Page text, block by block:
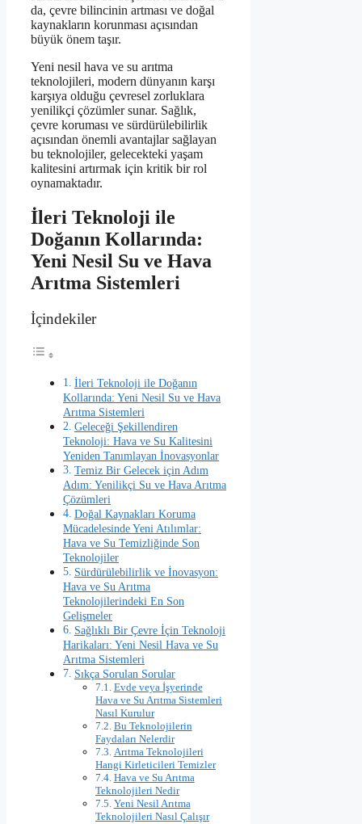
da, çevre bilincinin artması ve doğal
kaynakların korunması açısından
büyük önem taşır.
Yeni nesil hava ve su arıtma
teknolojileri, modern dünyanın karşı
karşıya olduğu çevresel zorluklara
yenilikçi çözümler sunar. Sağlık,
çevre koruması ve sürdürülebilirlik
açısından önemli avantajlar sağlayan
bu teknolojiler, gelecekteki yaşam
kalitesini artırmak için kritik bir rol
oynamaktadır.
İleri Teknoloji ile
Doğanın Kollarında:
Yeni Nesil Su ve Hava
Arıtma Sistemleri
İçindekiler
İleri Teknoloji ile Doğanın
Kollarında: Yeni Nesil Su ve Hava
Arıtma Sistemleri
Geleceği Şekillendiren
Teknoloji: Hava ve Su Kalitesini
Yeniden Tanımlayan İnovasyonlar
Temiz Bir Gelecek için Adım
Adım: Yenilikçi Su ve Hava Arıtma
Çözümleri
Doğal Kaynakları Koruma
Mücadelesinde Yeni Atılımlar:
Hava ve Su Temizliğinde Son
Teknolojiler
Sürdürülebilirlik ve İnovasyon:
Hava ve Su Arıtma
Teknolojilerindeki En Son
Gelişmeler
Sağlıklı Bir Çevre İçin Teknoloji
Harikaları: Yeni Nesil Hava ve Su
Arıtma Sistemleri
Sıkça Sorulan Sorular
Evde veya İşyerinde
Hava ve Su Arıtma Sistemleri
Nasıl Kurulur
Bu Teknolojilerin
Faydaları Nelerdir
Arıtma Teknolojileri
Hangi Kirleticileri Temizler
Hava ve Su Arıtma
Teknolojileri Nedir
Yeni Nesil Arıtma
Teknolojileri Nasıl Çalışır